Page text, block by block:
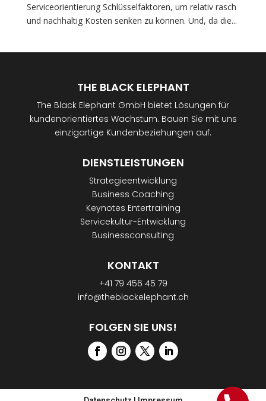
Serviceorientierung Schlüsselfaktoren, um relativ rasch
und nachhaltig Kosten senken zu können. Und, da die...
THE BLACK ELEPHANT
The Black Elephant GmbH bietet Lösungen für
kundenorientiertes Wachstum. Bauen Sie mit uns
einzigartige Kundenbeziehungen auf.
DIENSTLEISTUNGEN
Strategieentwicklung
Business Coaching
Keynotes Entertraining
Servicekultur-Entwicklung
Businessconsulting
KONTAKT
+41 79 456 45 79
info@theblackelephant.ch
FOLGEN SIE UNS!